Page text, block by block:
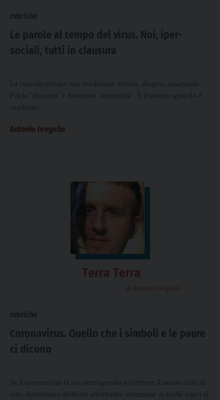
Le parole al tempo del virus. Noi, iper-
sociali, tutti in clausura
La consideravamo una condizione arcaica, illogica, innaturale.
Poi la “clausura” è diventata “normalità”. E il nostro sguardo è
cambiato...
Antonio Gregolin
Coronavirus. Quello che i simboli e le paure
ci dicono
Se il coronavirus ci sta costringendo a rivedere il nostro stile di
vita, dovremmo dedicare altrettanta attenzione ai rischi legati al